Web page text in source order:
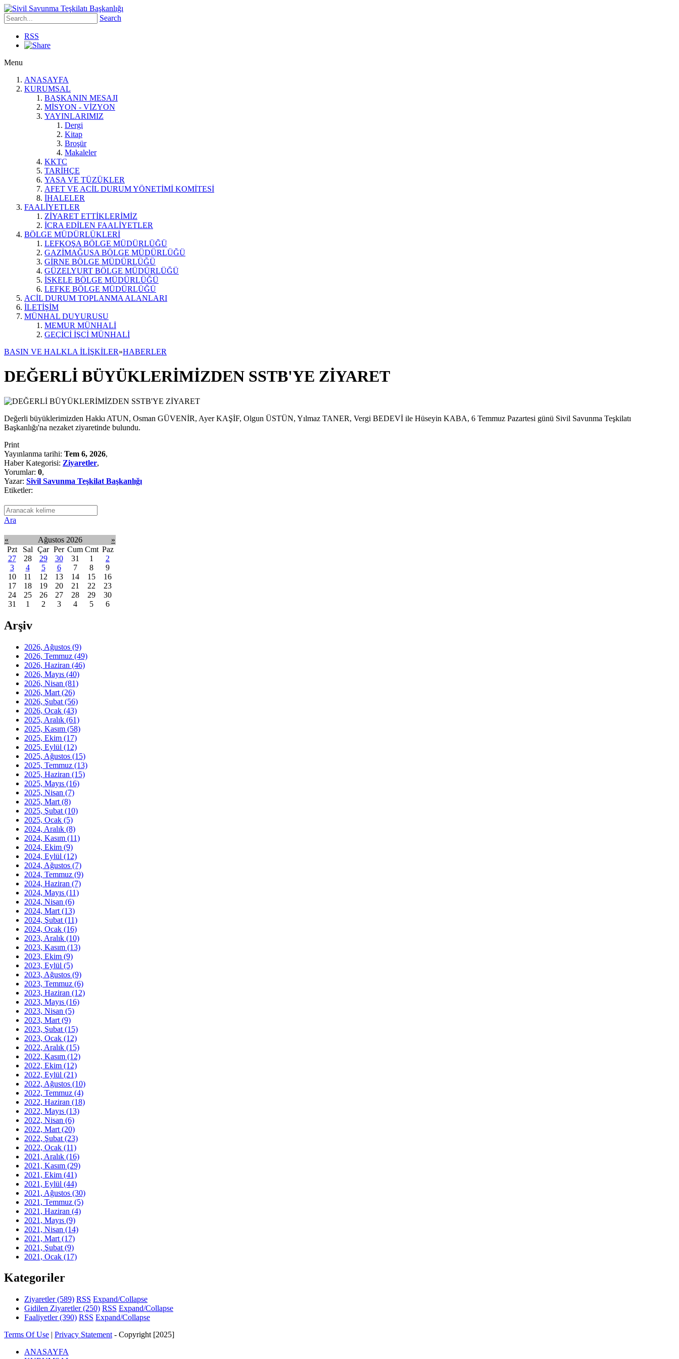
Search
RSS
Menu
ANASAYFA
KURUMSAL
BAŞKANIN MESAJI
MİSYON - VİZYON
YAYINLARIMIZ
Dergi
Kitap
Broşür
Makaleler
KKTC
TARİHÇE
YASA VE TÜZÜKLER
AFET VE ACİL DURUM YÖNETİMİ KOMİTESİ
İHALELER
FAALİYETLER
ZİYARET ETTİKLERİMİZ
İCRA EDİLEN FAALİYETLER
BÖLGE MÜDÜRLÜKLERİ
LEFKOŞA BÖLGE MÜDÜRLÜĞÜ
GAZİMAĞUSA BÖLGE MÜDÜRLÜĞÜ
GİRNE BÖLGE MÜDÜRLÜĞÜ
GÜZELYURT BÖLGE MÜDÜRLÜĞÜ
İSKELE BÖLGE MÜDÜRLÜĞÜ
LEFKE BÖLGE MÜDÜRLÜĞÜ
ACİL DURUM TOPLANMA ALANLARI
İLETİŞİM
MÜNHAL DUYURUSU
MEMUR MÜNHALİ
GEÇİCİ İŞÇİ MÜNHALİ
BASIN VE HALKLA İLİŞKİLER»HABERLER
DEĞERLİ BÜYÜKLERİMİZDEN SSTB'YE ZİYARET
Değerli büyüklerimizden Hakkı ATUN, Osman GÜVENİR, Ayer KAŞİF, Olgun ÜSTÜN, Yılmaz TANER, Vergi BEDEVİ ile Hüseyin KABA, 6 Temmuz Pazartesi günü Sivil Savunma Teşkilatı
Başkanlığı'na nezaket ziyaretinde bulundu.
Print
Yayınlanma tarihi: Tem 6, 2026,
Haber Kategorisi: Ziyaretler,
Yorumlar: 0,
Yazar: Sivil Savunma Teşkilat Başkanlığı
Etiketler:
Ara
« Ağustos 2026
»
Pzt
Sal Çar Per Cum Cmt Paz
27
28 29 30 31 1
2
3
4 5 6 7 8
9
10
11 12 13 14 15
16
17
18 19 20 21 22
23
24
25 26 27 28 29
30
31
1 2 3 4 5 6
Arşiv
2026, Ağustos (9)
2026, Temmuz (49)
2026, Haziran (46)
2026, Mayıs (40)
2026, Nisan (81)
2026, Mart (26)
2026, Şubat (56)
2026, Ocak (43)
2025, Aralık (61)
2025, Kasım (58)
2025, Ekim (17)
2025, Eylül (12)
2025, Ağustos (15)
2025, Temmuz (13)
2025, Haziran (15)
2025, Mayıs (16)
2025, Nisan (7)
2025, Mart (8)
2025, Şubat (10)
2025, Ocak (5)
2024, Aralık (8)
2024, Kasım (11)
2024, Ekim (9)
2024, Eylül (12)
2024, Ağustos (7)
2024, Temmuz (9)
2024, Haziran (7)
2024, Mayıs (11)
2024, Nisan (6)
2024, Mart (13)
2024, Şubat (11)
2024, Ocak (16)
2023, Aralık (10)
2023, Kasım (13)
2023, Ekim (9)
2023, Eylül (5)
2023, Ağustos (9)
2023, Temmuz (6)
2023, Haziran (12)
2023, Mayıs (16)
2023, Nisan (5)
2023, Mart (9)
2023, Şubat (15)
2023, Ocak (12)
2022, Aralık (15)
2022, Kasım (12)
2022, Ekim (12)
2022, Eylül (21)
2022, Ağustos (10)
2022, Temmuz (4)
2022, Haziran (18)
2022, Mayıs (13)
2022, Nisan (6)
2022, Mart (20)
2022, Şubat (23)
2022, Ocak (11)
2021, Aralık (16)
2021, Kasım (29)
2021, Ekim (41)
2021, Eylül (44)
2021, Ağustos (30)
2021, Temmuz (5)
2021, Haziran (4)
2021, Mayıs (9)
2021, Nisan (14)
2021, Mart (17)
2021, Şubat (9)
2021, Ocak (17)
Kategoriler
Ziyaretler(589) RSS Expand/Collapse
Gidilen Ziyaretler(250) RSS Expand/Collapse
Faaliyetler(390) RSS Expand/Collapse
Terms Of Use | Privacy Statement - Copyright [2025]
ANASAYFA